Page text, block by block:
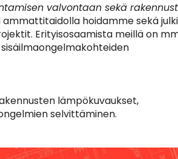
valvontaan sekä
ammattitaidolla hoidamme sekä
Erityisosaamista meillä on
lämpökuvaukset,
selvittäminen.